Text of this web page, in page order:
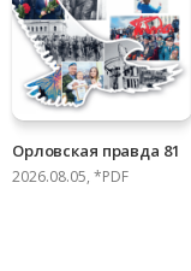
Орловская правда 81
2026.08.05, *PDF